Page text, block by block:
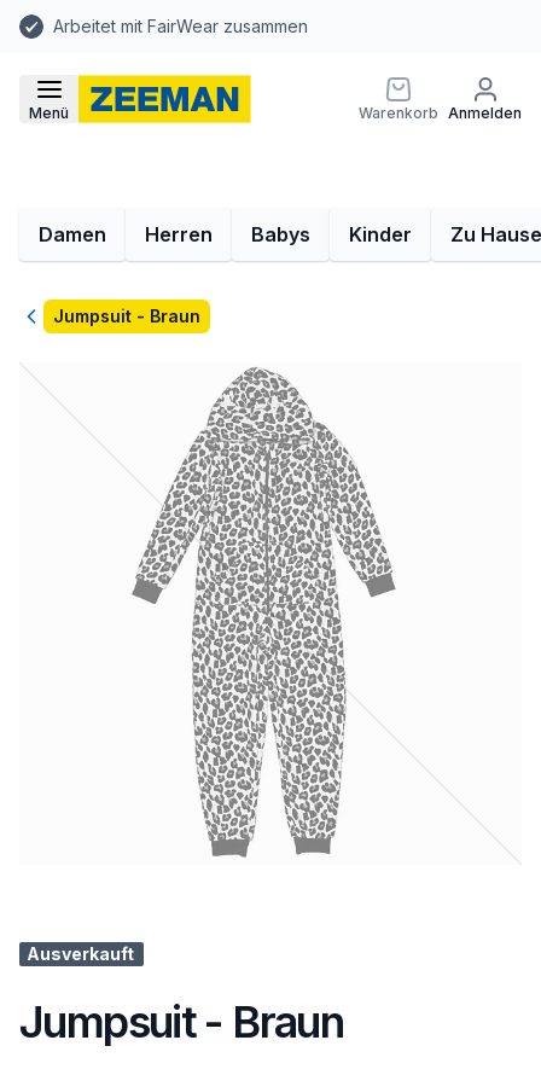
Arbeitet mit FairWear zusammen
Menü Warenkorb Anmelden
Damen Herren Babys Kinder Zu Hause
ZurückJumpsuit - Braun
Ausverkauft
Jumpsuit - Braun